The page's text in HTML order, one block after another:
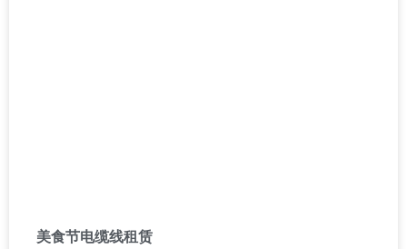
美食节电缆线租赁